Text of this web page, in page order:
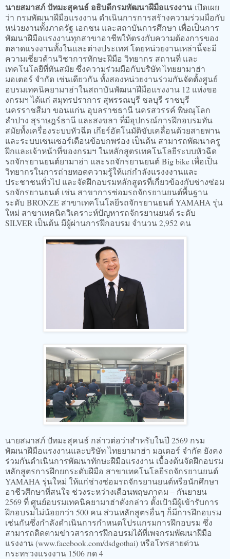
นายสมาสภ์ ปัทมะสุคนธ์ อธิบดีกรมพัฒนาฝีมือแรงงาน เปิดเผย
ว่า กรมพัฒนาฝีมือแรงงาน ดำเนินการการสร้างความร่วมมือกับ
หน่วยงานทั้งภาครัฐ เอกชน และสถาบันการศึกษา เพื่อเป็นการ
พัฒนาฝีมือแรงงานทุกสาขาอาชีพให้ตรงกับความต้องการของ
ตลาดแรงงานทั้งในและต่างประเทศ โดยหน่วยงานเหล่านี้จะมี
ความเชี่ยวด้านวิชาการทักษะฝีมือ วิทยากร สถานที่ และ
เทคโนโลยีที่ทันสมัย ซึ่งความร่วมมือกับบริษัท ไทยยามาฮ่า
มอเตอร์ จำกัด เช่นเดียวกัน ทั้งสองหน่วยงานร่วมกันจัดตั้งศูนย์
อบรมเทคนิคยามาฮ่าในสถาบันพัฒนาฝีมือแรงงาน 12 แห่งขอ
งกรมฯ ได้แก่ สมุทรปราการ สุพรรณบุรี ชลบุรี ราชบุรี
นครราชสีมา ขอนแก่น อุบลราชธานี นครสวรรค์ พิษณุโลก
ลำปาง สุราษฎร์ธานี และสงขลา ที่มีอุปกรณ์การฝึกอบรมทัน
สมัยทั้งเครื่องระบบหัวฉีด เกียร์อัตโนมัติขับเคลื่อนด้วยสายพาน
และระบบเซนเซอร์เตือนข้อบกพร่อง เป็นต้น สามารถพัฒนาครู
ฝึกและเจ้าหน้าที่ของกรมฯ ในหลักสูตรเทคโนโลยีระบบหัวฉีด
รถจักรยานยนต์ยามาฮ่า และรถจักรยานยนต์ Big bike เพื่อเป็น
วิทยากรในการถ่ายทอดความรู้ให้แก่กำลังแรงงงานและ
ประชาชนทั่วไป และจัดฝึกอบรมหลักสูตรที่เกี่ยวข้องกับช่างซ่อม
รถจักรยานยนต์ เช่น สาขาการซ่อมรถจักรยานยนต์พื้นฐาน
ระดับ BRONZE สาขาเทคโนโลยีรถจักรยานยนต์ YAMAHA รุ่น
ใหม่ สาขาเทคนิควิเคราะห์ปัญหารถจักรยานยนต์ ระดับ
SILVER เป็นต้น มีผู้ผ่านการฝึกอบรม จำนวน 2,952 คน
นายสมาสภ์ ปัทมะสุคนธ์ กล่าวต่อว่าสำหรับในปี 2569 กรม
พัฒนาฝีมือแรงงานและบริษัท ไทยยามาฮ่า มอเตอร์ จำกัด ยังคง
ร่วมกันดำเนินการพัฒนาทักษะฝีมือแรงงาน เบื้องต้นจัดฝึกอบรม
หลักสูตรการฝึกยกระดับฝีมือ สาขาเทคโนโลยีรถจักรยานยนต์
YAMAHA รุ่นใหม่ ให้แก่ช่างซ่อมรถจักรยานยนต์หรือนักศึกษา
อาชีวศึกษาที่สนใจ ช่วงระหว่างเดือนพฤษภาคม – กันยายน
2569 ที่ ศูนย์อบรมเทคนิคยามาฮ่าดังกล่าว ตั้งเป้ามีผู้เข้ารับการ
ฝึกอบรมไม่น้อยกว่า 500 คน ส่วนหลักสูตรอื่นๆ ก็มีการฝึกอบรม
เช่นกันซึ่งกำลังดำเนินการกำหนดโปรแกรมการฝึกอบรม ซึ่ง
สามารถติดตามข่าวสารการฝึกอบรมได้ที่เพจกรมพัฒนาฝีมือ
แรงงาน (www.facebook.com/dsdgothai) หรือโทรสายด่วน
กระทรวงแรงงาน 1506 กด 4